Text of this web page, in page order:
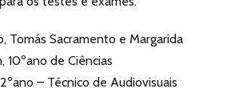
Tomás Sacramento e Margarida
10ºano de Ciências
– Técnico de Audiovisuais